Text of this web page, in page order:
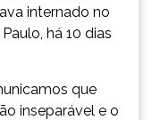
internado no
há 10 dias
que
inseparável e o